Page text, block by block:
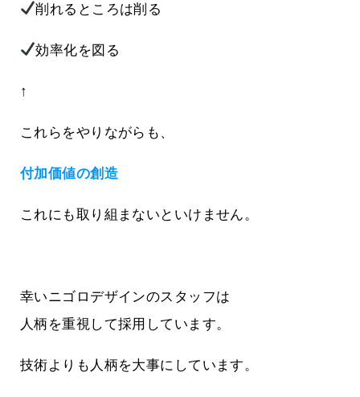
削れるところは削る
効率化を図る
↑
これらをやりながらも、
付加価値の創造
これにも取り組まないといけません。
幸いニゴロデザインのスタッフは
人柄を重視して採用しています。
技術よりも人柄を大事にしています。